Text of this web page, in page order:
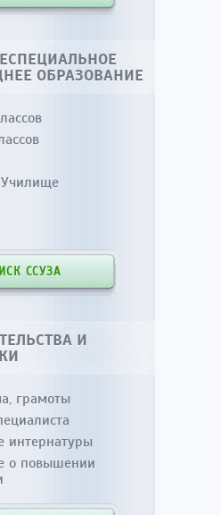
ОБРАЗОВАНИЕ
ССУЗА
И
грамоты
интернатуры
о повышении